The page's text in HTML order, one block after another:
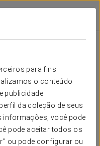
para fins
o conteúdo
publicidade
da coleção de seus
informações, você pode
pode aceitar todos os
ou pode configurar ou
De Amós